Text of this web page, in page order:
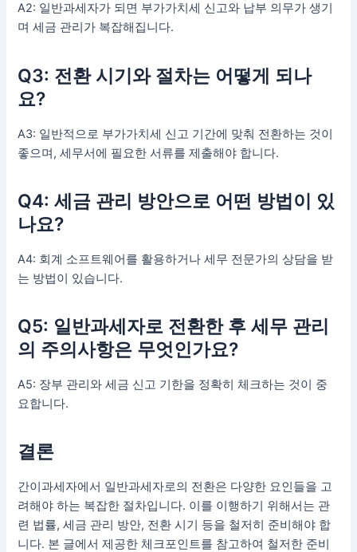
A2: 일반과세자가 되면 부가가치세 신고와 납부 의무가 생기
며 세금 관리가 복잡해집니다.
Q3: 전환 시기와 절차는 어떻게 되나
요?
A3: 일반적으로 부가가치세 신고 기간에 맞춰 전환하는 것이
좋으며, 세무서에 필요한 서류를 제출해야 합니다.
Q4: 세금 관리 방안으로 어떤 방법이 있
나요?
A4: 회계 소프트웨어를 활용하거나 세무 전문가의 상담을 받
는 방법이 있습니다.
Q5: 일반과세자로 전환한 후 세무 관리
의 주의사항은 무엇인가요?
A5: 장부 관리와 세금 신고 기한을 정확히 체크하는 것이 중
요합니다.
결론
간이과세자에서 일반과세자로의 전환은 다양한 요인들을 고
려해야 하는 복잡한 절차입니다. 이를 이행하기 위해서는 관
련 법률, 세금 관리 방안, 전환 시기 등을 철저히 준비해야 합
니다. 본 글에서 제공한 체크포인트를 참고하여 철저한 준비